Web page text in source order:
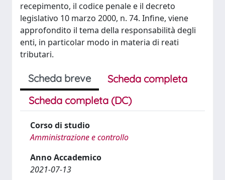
recepimento, il codice penale e il decreto
legislativo 10 marzo 2000, n. 74. Infine, viene
approfondito il tema della responsabilità degli
enti, in particolar modo in materia di reati
tributari.
Scheda breve
Scheda completa
Scheda completa (DC)
Corso di studio
Amministrazione e controllo
Anno Accademico
2021-07-13